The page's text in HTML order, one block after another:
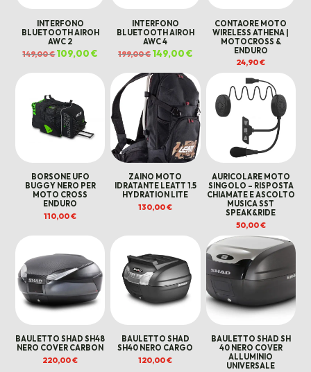
INTERFONO
BLUETOOTH AIROH
AWC 2
149,00€Il
prezzo
era:
109,00€
prezzo
109,00 €.
INTERFONO
BLUETOOTH AIROH
AWC 4
199,00€ Il
prezzo
era:
199,00 €.
149,00€Il
prezzo
è:
149,00 €.
CONTAORE MOTO
WIRELESS ATHENA |
MOTOCROSS &
ENDURO
24,90€
BORSONE UFO
BUGGY NERO PER
MOTO CROSS
ENDURO
110,00€
ZAINO MOTO
IDRATANTE LEATT 1.5
HYDRATION LITE
130,00€
AURICOLARE MOTO
SINGOLO – RISPOSTA
CHIAMATE E ASCOLTO
MUSICA SST
SPEAK&RIDE
50,00€
BAULETTO SHAD SH48
NERO COVER CARBON
220,00€
BAULETTO SHAD
SH40 NERO CARGO
120,00€
BAULETTO SHAD SH
40 NERO COVER
ALLUMINIO
UNIVERSALE